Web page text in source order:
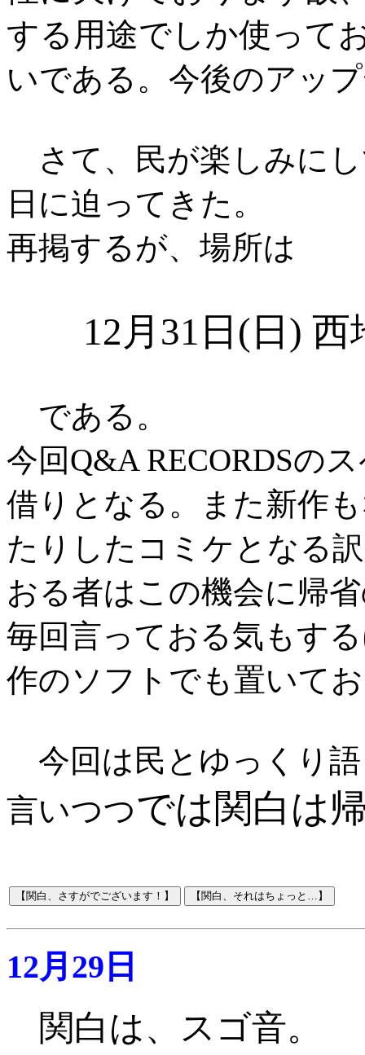
する用途でしか使って
いである。今後のアッ
さて、民が楽しみに
日に迫ってきた。
再掲するが、場所は
12月31日(日) 西
である。
今回Q&A RECORDSの
借りとなる。また新作
たりしたコミケとなる
おる者はこの機会に帰
毎回言っておる気もす
作のソフトでも置いて
今回は民とゆっくり
言いつつでは関白は
12月29日
関白は、スゴ音。